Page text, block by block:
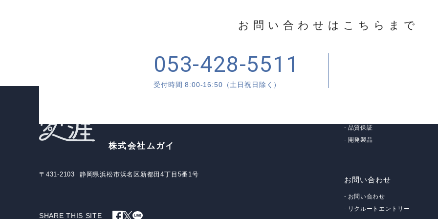
お問い合わせはこちらまで
053-428-5511
受付時間 8:00-16:50（土日祝日除く）
株式会社ムガイ
〒431-2103 静岡県浜松市浜名区新都田4丁目5番1号
品質保証
開発製品
お問い合わせ
お問い合わせ
リクルートエントリー
SHARE THIS SITE